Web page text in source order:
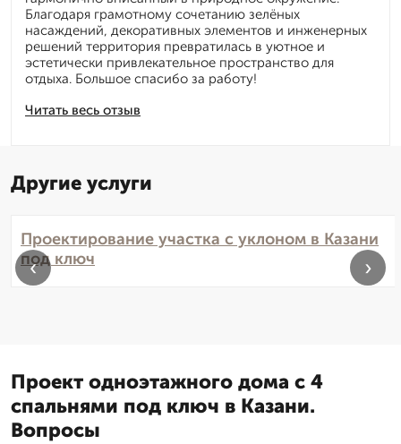
Читать весь отзыв
Благодаря грамотному сочетанию зелёных
насаждений, декоративных элементов и инженерных
решений территория превратилась в уютное и
эстетически привлекательное пространство для
отдыха. Большое спасибо за работу!
Другие услуги
Проектирование участка с уклоном в Казани
под ключ
‹ ›
Проект одноэтажного дома с 4
спальнями под ключ в Казани.
Вопросы